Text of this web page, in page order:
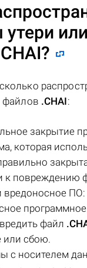
?
файлов .CHAI:
закрытие
которая
к повреждению
вредоносное ПО:
файл
или сбою.
с носителем